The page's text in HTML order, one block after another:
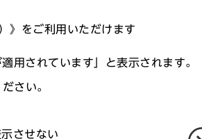
》をご利用いただけます
用されています」と表示されます。
さい。
させない